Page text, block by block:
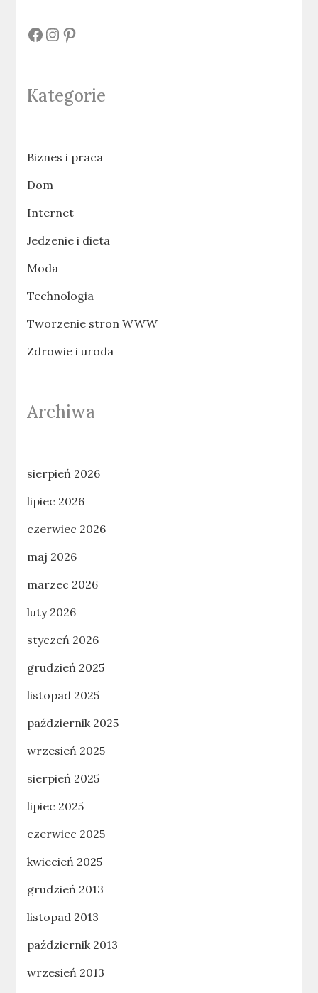
# # #
Kategorie
Biznes i praca
Dom
Internet
Jedzenie i dieta
Moda
Technologia
Tworzenie stron WWW
Zdrowie i uroda
Archiwa
sierpień 2026
lipiec 2026
czerwiec 2026
maj 2026
marzec 2026
luty 2026
styczeń 2026
grudzień 2025
listopad 2025
październik 2025
wrzesień 2025
sierpień 2025
lipiec 2025
czerwiec 2025
kwiecień 2025
grudzień 2013
listopad 2013
październik 2013
wrzesień 2013